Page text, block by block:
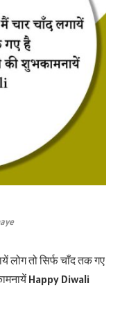
लोग तो सिर्फ चाँद तक गए
Happy Diwali